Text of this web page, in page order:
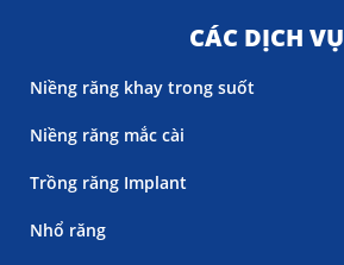
CÁC DỊCH VỤ
Niềng răng khay trong suốt
Niềng răng mắc cài
Trồng răng Implant
Nhổ răng